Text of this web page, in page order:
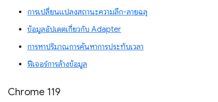
การเปลี่ยนแปลงสถานะความลึก-ลายฉลุ
ข้อมูลอัปเดตเกี่ยวกับ Adapter
การหาปริมาณการค้นหาการประทับเวลา
ฟีเจอร์การล้างข้อมูล
Chrome 119